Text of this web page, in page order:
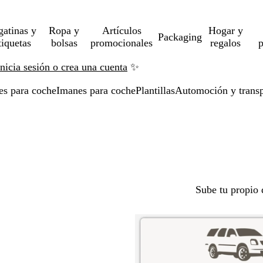
y
Ropa y
bolsas
Artículos
promocionales
Packaging
Hogar y
regalos
sesión o crea una cuenta ✨
para cocheImanes para cochePlantillasAutomoción y
Sube tu propio